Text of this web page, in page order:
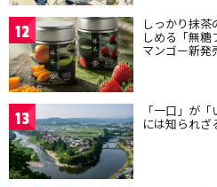
12 しっかり抹
しめる「無糖
マンゴー新発
13 「一口」が
には知られざ